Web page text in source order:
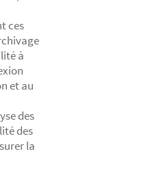
ces
à
et au
des
des
la